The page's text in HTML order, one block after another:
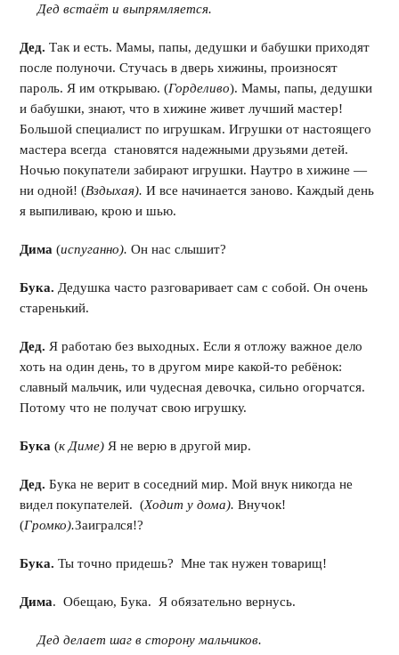
Дед встаёт и выпрямляется.
Дед. Так и есть. Мамы, папы, дедушки и бабушки приходят
после полуночи. Стучась в дверь хижины, произносят
пароль. Я им открываю. (Горделиво). Мамы, папы, дедушки
и бабушки, знают, что в хижине живет лучший мастер!
Большой специалист по игрушкам. Игрушки от настоящего
мастера всегда становятся надежными друзьями детей.
Ночью покупатели забирают игрушки. Наутро в хижине —
ни одной! (Вздыхая). И все начинается заново. Каждый день
я выпиливаю, крою и шью.
Дима (испуганно). Он нас слышит?
Бука. Дедушка часто разговаривает сам с собой. Он очень
старенький.
Дед. Я работаю без выходных. Если я отложу важное дело
хоть на один день, то в другом мире какой-то ребёнок:
славный мальчик, или чудесная девочка, сильно огорчатся.
Потому что не получат свою игрушку.
Бука (к Диме) Я не верю в другой мир.
Дед. Бука не верит в соседний мир. Мой внук никогда не
видел покупателей. (Ходит у дома). Внучок!
(Громко).Заигрался!?
Бука. Ты точно придешь? Мне так нужен товарищ!
Дима. Обещаю, Бука. Я обязательно вернусь.
Дед делает шаг в сторону мальчиков.